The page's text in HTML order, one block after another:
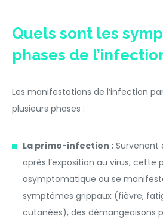
Quels sont les
phases de
Les manifestations de l’infection
plusieurs phases :
La primo-infection :Survenant
après l’exposition au virus, cette
asymptomatique ou se
symptômes grippaux (fièvre,
cutanées), des démangeaisons